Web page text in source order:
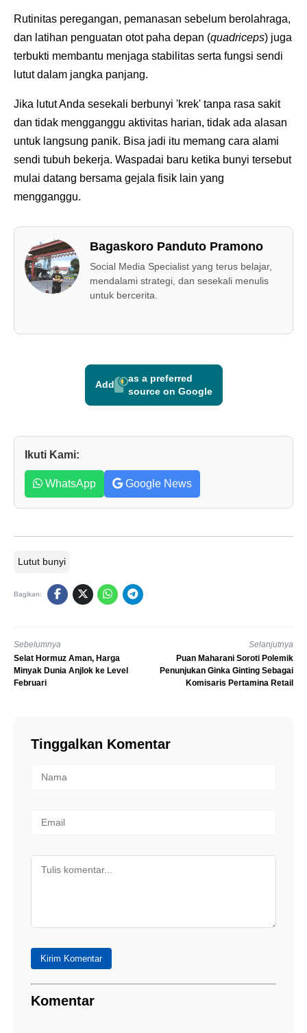
Rutinitas peregangan, pemanasan sebelum berolahraga,
dan latihan penguatan otot paha depan (quadriceps) juga
terbukti membantu menjaga stabilitas serta fungsi sendi
lutut dalam jangka panjang.
Jika lutut Anda sesekali berbunyi 'krek' tanpa rasa sakit
dan tidak mengganggu aktivitas harian, tidak ada alasan
untuk langsung panik. Bisa jadi itu memang cara alami
sendi tubuh bekerja. Waspadai baru ketika bunyi tersebut
mulai datang bersama gejala fisik lain yang
mengganggu.
Bagaskoro Panduto Pramono
Social Media Specialist yang terus belajar,
mendalami strategi, dan sesekali menulis
untuk bercerita.
Add
as a preferred
source on Google
Ikuti Kami:
WhatsApp Google News
Lutut bunyi
Bagikan:
Sebelumnya
Selat Hormuz Aman, Harga
Minyak Dunia Anjlok ke Level
Februari
Selanjutnya
Puan Maharani Soroti Polemik
Penunjukan Ginka Ginting Sebagai
Komisaris Pertamina Retail
Tinggalkan Komentar
Kirim Komentar
Komentar